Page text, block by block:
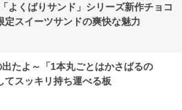
よくばりサンド」シリーズ新作チョコ
定スイーツサンドの爽快な魅力
たよ～「1本丸ごとはかさばるの
スッキリ持ち運べる板